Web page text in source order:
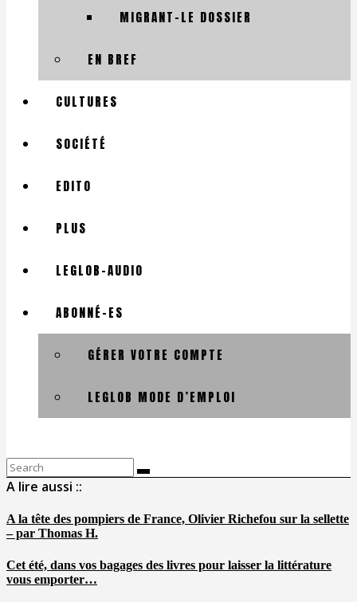
MIGRANT-LE DOSSIER
EN BREF
CULTURES
SOCIÉTÉ
EDITO
PLUS
LEGLOB-AUDIO
ABONNÉ-ES
GÉRER VOTRE COMPTE
LEGLOB MODE D’EMPLOI
Search
for:
A lire aussi ::
A la tête des pompiers de France, Olivier Richefou sur la sellette
– par Thomas H.
Cet été, dans vos bagages des livres pour laisser la littérature
vous emporter…